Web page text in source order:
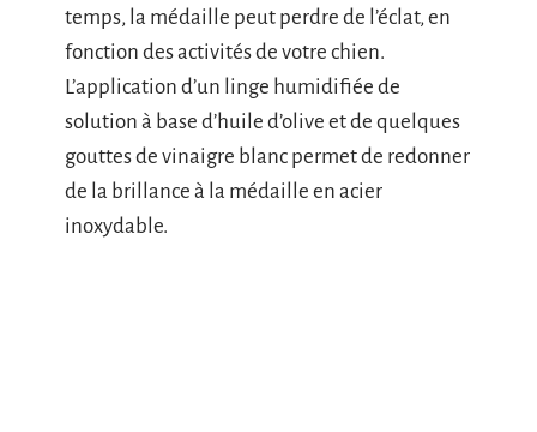
temps, la médaille peut perdre de l’éclat, en
fonction des activités de votre chien.
L’application d’un linge humidifiée de
solution à base d’huile d’olive et de quelques
gouttes de vinaigre blanc permet de redonner
de la brillance à la médaille en acier
inoxydable.